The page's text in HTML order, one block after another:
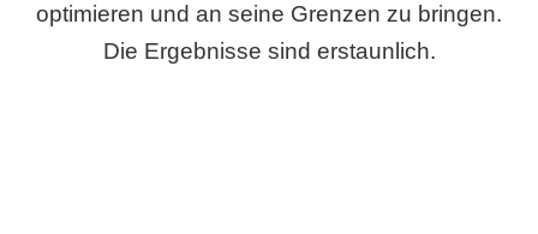
optimieren und an seine Grenzen zu bringen.
Die Ergebnisse sind erstaunlich.